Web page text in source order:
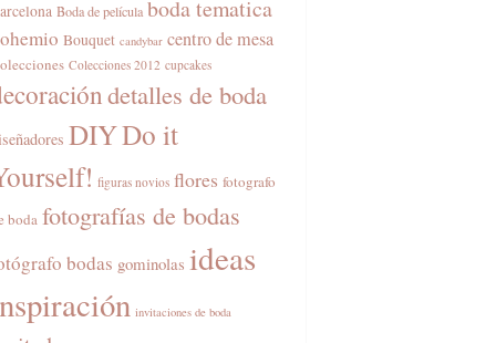
Boda de película boda tematica
Bouquet candybar centro de mesa
Colecciones 2012 cupcakes
detalles de boda
DIYDo it
figuras novios flores fotografo
boda fotografías de bodas
bodas gominolas ideas
invitaciones de boda